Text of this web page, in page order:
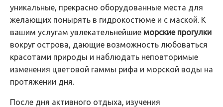
уникальные, прекрасно оборудованные места для
желающих понырять в гидрокостюме и с маской. К
вашим услугам увлекательнейшие морские прогулки
вокруг острова, дающие возможность любоваться
красотами природы и наблюдать неповторимые
изменения цветовой гаммы рифа и морской воды на
протяжении дня.
После дня активного отдыха, изучения